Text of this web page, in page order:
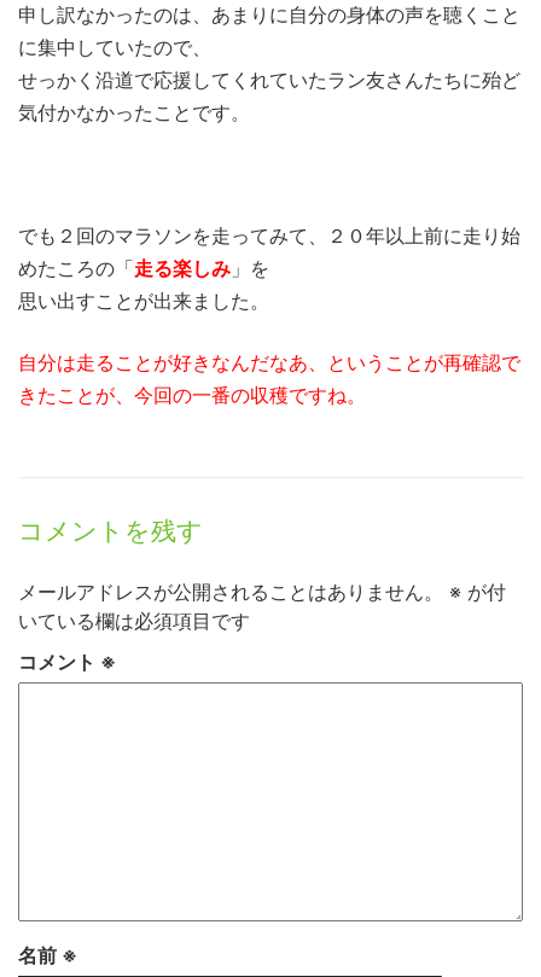
申し訳なかったのは、あまりに自分の身体の声を聴くこと
に集中していたので、
せっかく沿道で応援してくれていたラン友さんたちに殆ど
気付かなかったことです。
でも２回のマラソンを走ってみて、２０年以上前に走り始
めたころの「走る楽しみ 」を
思い出すことが出来ました。
自分は走ることが好きなんだなあ、ということが再確認で
きたことが、今回の一番の収穫ですね。
コメントを残す
メールアドレスが公開されることはありません。 ※ が付
いている欄は必須項目です
コメント ※
名前 ※